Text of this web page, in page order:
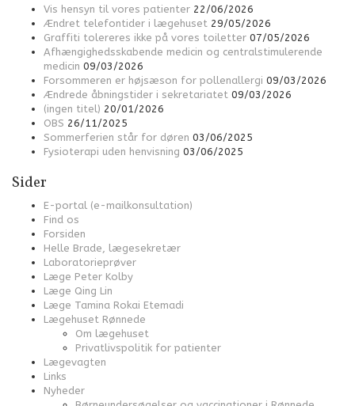
Vis hensyn til vores patienter 22/06/2026
Ændret telefontider i lægehuset 29/05/2026
Graffiti tolereres ikke på vores toiletter 07/05/2026
Afhængighedsskabende medicin og centralstimulerende
medicin 09/03/2026
Forsommeren er højsæson for pollenallergi 09/03/2026
Ændrede åbningstider i sekretariatet 09/03/2026
(ingen titel) 20/01/2026
OBS 26/11/2025
Sommerferien står for døren 03/06/2025
Fysioterapi uden henvisning 03/06/2025
Sider
E-portal (e-mailkonsultation)
Find os
Forsiden
Helle Brade, lægesekretær
Laboratorieprøver
Læge Peter Kolby
Læge Qing Lin
Læge Tamina Rokai Etemadi
Lægehuset Rønnede
Om lægehuset
Privatlivspolitik for patienter
Lægevagten
Links
Nyheder